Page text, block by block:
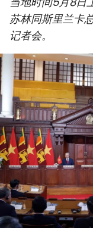
苏林同斯里兰卡
记者会。